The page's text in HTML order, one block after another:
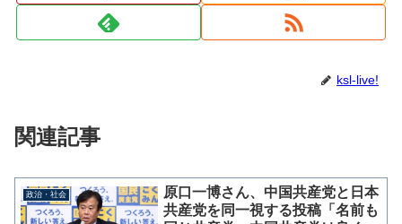
ksl-live!
関連記事
政治・社会
原口一博さん、中国共産党と日本
共産党を同一視する投稿「名前も